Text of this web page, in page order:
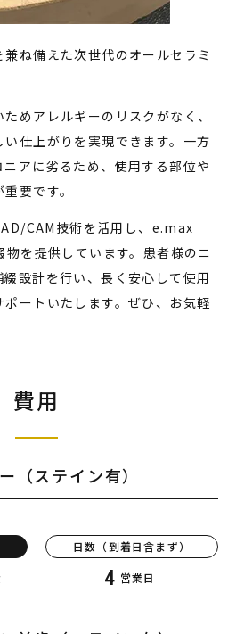
ね備えた次世代のオールセラミ
めアレルギーのリスクがなく、
仕上がりを実現できます。一方
アに劣るため、使用する部位や
要です。
CAM技術を活用し、e.max
を提供しています。患者様のニ
設計を行い、長く安心して使用
ートいたします。ぜひ、お気軽
費用
（ステイン有）
日数（到着日含まず）
4 営業日